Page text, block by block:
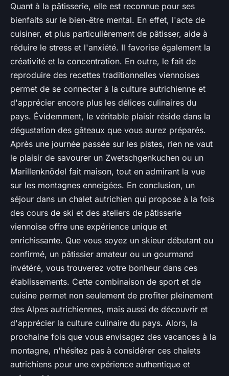
Quant à la pâtisserie, elle est reconnue pour ses
bienfaits sur le bien-être mental. En effet, l'acte de
cuisiner, et plus particulièrement de pâtisser, aide à
réduire le stress et l'anxiété. Il favorise également la
créativité et la concentration. En outre, le fait de
reproduire des recettes traditionnelles viennoises
permet de se connecter à la culture autrichienne et
d'apprécier encore plus les délices culinaires du
pays. Évidemment, le véritable plaisir réside dans la
dégustation des gâteaux que vous aurez préparés.
Après une journée passée sur les pistes, rien ne vaut
le plaisir de savourer un Zwetschgenkuchen ou un
Marillenknödel fait maison, tout en admirant la vue
sur les montagnes enneigées. En conclusion, un
séjour dans un chalet autrichien qui propose à la fois
des cours de ski et des ateliers de pâtisserie
viennoise offre une expérience unique et
enrichissante. Que vous soyez un skieur débutant ou
confirmé, un pâtissier amateur ou un gourmand
invétéré, vous trouverez votre bonheur dans ces
établissements. Cette combinaison de sport et de
cuisine permet non seulement de profiter pleinement
des Alpes autrichiennes, mais aussi de découvrir et
d'apprécier la culture culinaire du pays. Alors, la
prochaine fois que vous envisagez des vacances à la
montagne, n'hésitez pas à considérer ces chalets
autrichiens pour une expérience authentique et